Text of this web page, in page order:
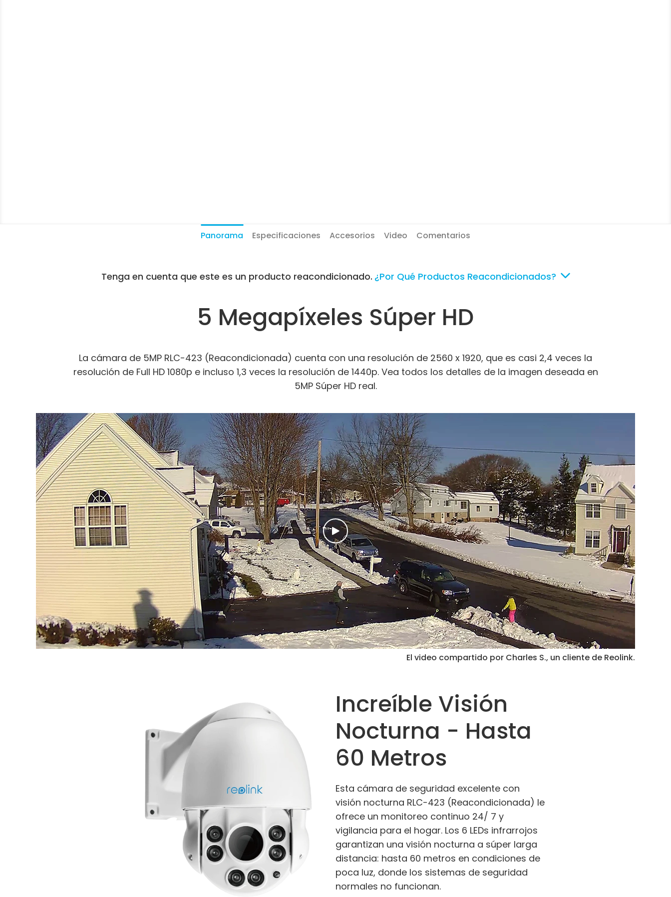
Panorama Especificaciones Accesorios Video Comentarios
Tenga en cuenta que este es un producto reacondicionado. ¿Por Qué Productos Reacondicionados?
5 Megapíxeles Súper HD
La cámara de 5MP RLC-423 (Reacondicionada) cuenta con una resolución de 2560 x 1920, que es casi 2,4 veces la
resolución de Full HD 1080p e incluso 1,3 veces la resolución de 1440p. Vea todos los detalles de la imagen deseada en
5MP Súper HD real.
El video compartido por Charles S., un cliente de Reolink.
Increíble Visión
Nocturna - Hasta
60 Metros
Esta cámara de seguridad excelente con
visión nocturna RLC-423 (Reacondicionada) le
ofrece un monitoreo continuo 24/ 7 y
vigilancia para el hogar. Los 6 LEDs infrarrojos
garantizan una visión nocturna a súper larga
distancia: hasta 60 metros en condiciones de
poca luz, donde los sistemas de seguridad
normales no funcionan.